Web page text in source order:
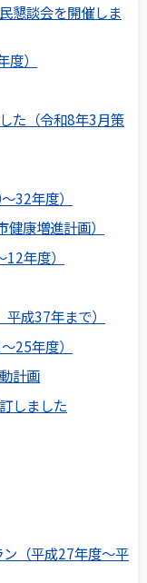
懇談会を開催しま
）
た（令和8年3月策
32年度）
康増進計画）
年度）
成37年まで）
25年度）
計画
しました
（平成27年度～平